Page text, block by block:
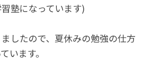
塾になっています)
したので、夏休みの勉強の仕方
います。